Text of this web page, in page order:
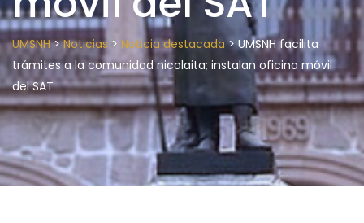
UMSNH>Noticias > Noticia destacada>UMSNH facilita
trámites a la comunidad nicolaita; instalan oficina móvil
del SAT